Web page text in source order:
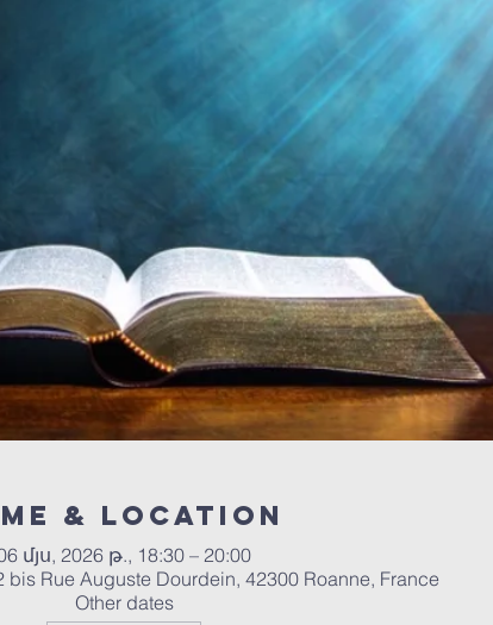
& Location
մյս, 2026 թ., 18:30 – 20:00
bis Rue Auguste Dourdein, 42300 Roanne, France
Other dates